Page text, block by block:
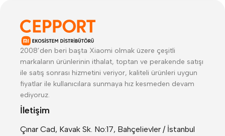
2008’den beri başta Xiaomi olmak üzere çeşitli
markaların ürünlerinin ithalat, toptan ve perakende satışı
ile satış sonrası hizmetini veriyor, kaliteli ürünleri uygun
fiyatlar ile kullanıcılara sunmaya hız kesmeden devam
ediyoruz.
İletişim
Çınar Cad, Kavak Sk. No:17, Bahçelievler / İstanbul